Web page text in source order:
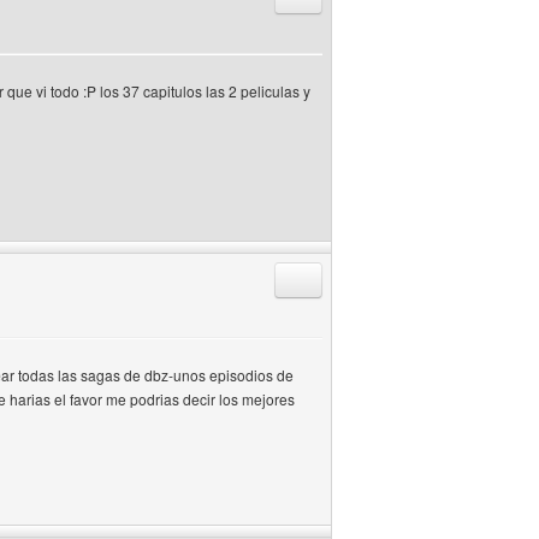
vi todo :P los 37 capitulos las 2 peliculas y
todas las sagas de dbz-unos episodios de
el favor me podrias decir los mejores